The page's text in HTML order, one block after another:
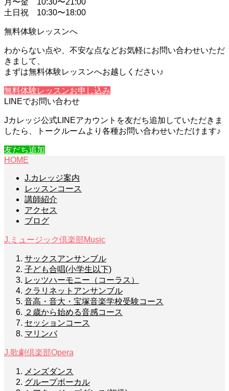
月〜金 10:30〜21:00
土日祝 10:30〜18:00
無料体験レッスンへ
わからない点や、不安な点などお気軽にお問い合わせいただ
きまして、
まずは無料体験レッスンへお越しください♪
無料体験レッスンお申し込み
LINEでお問い合わせ
Jカレッジ公式LINEアカウントを友だち追加していただきま
したら、トークルームより各種お問い合わせいただけます♪
友だち追加
HOME
J.カレッジ案内
レッスンコース
講師紹介
アクセス
ブログ
J.ミュージック倶楽部Music
サックスアンサンブル
子ども合唱(小学生以下)
レッツハーモニー（コーラス）
クラリネットアンサンブル
音高・音大・宝塚音楽学校受験コース
２歳から始める音感コース
セッションコース
マリンバ
J.歌劇倶楽部Opera
メンズダンス
グループボーカル